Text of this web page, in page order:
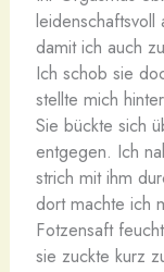
damit ich auch
Ich schob sie
stellte mich
Sie bückte sich
entgegen. Ich
strich mit ihm
dort machte ich
Fotzensaft
sie zuckte kurz